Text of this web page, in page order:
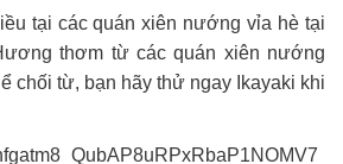
tại các quán xiên nướng vỉa hè tại
thơm từ các quán xiên nướng
chối từ, bạn hãy thử ngay Ikayaki khi